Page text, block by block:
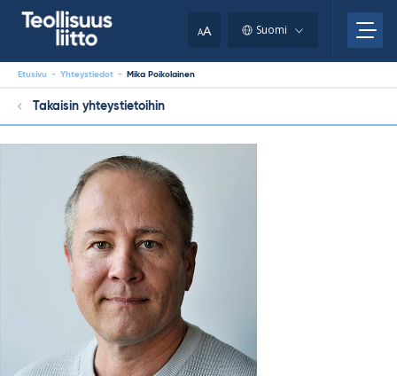
AA Suomi
Etusivu - Yhteystiedot - Mika Poikolainen
Takaisin yhteystietoihin
clipboard.)